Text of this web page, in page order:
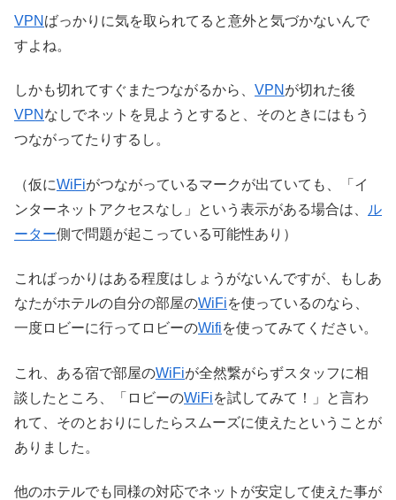
VPN ばっかりに気を取られてると意外と気づかないんで
すよね。
しかも切れてすぐまたつながるから、 VPN が切れた後
VPN なしでネットを見ようとすると、そのときにはもう
つながってたりするし。
（仮にWiFiがつながっているマークが出ていても、「イ
ンターネットアクセスなし」という表示がある場合は、
ル
ーター側で問題が起こっている可能性あり）
こればっかりはある程度はしょうがないんですが、もしあ
なたがホテルの自分の部屋のWiFiを使っているのなら、
一度ロビーに行ってロビーのWifiを使ってみてください。
これ、ある宿で部屋のWiFiが全然繋がらずスタッフに相
談したところ、「ロビーのWiFiを試してみて！」と言わ
れて、そのとおりにしたらスムーズに使えたということが
ありました。
他のホテルでも同様の対応でネットが安定して使えた事が